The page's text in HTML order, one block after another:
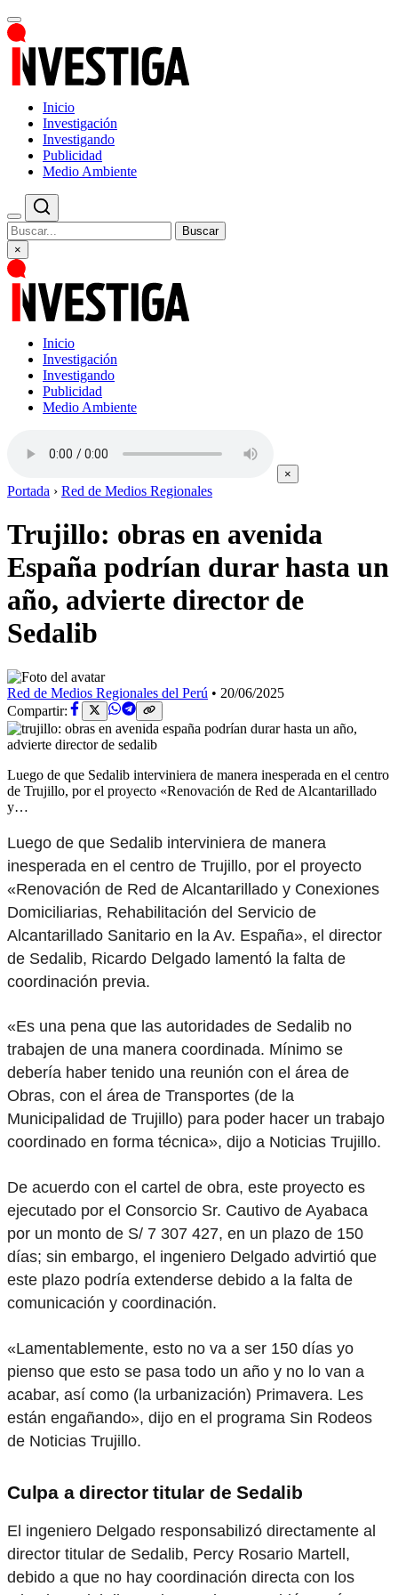
Inicio
Investigación
Investigando
Publicidad
Medio Ambiente
Buscar
×
Inicio
Investigación
Investigando
Publicidad
Medio Ambiente
×
Portada › Red de Medios Regionales
Trujillo: obras en avenida
España podrían durar hasta un
año, advierte director de
Sedalib
Red de Medios Regionales del Perú • 20/06/2025
Compartir:
Luego de que Sedalib interviniera de manera inesperada en el centro
de Trujillo, por el proyecto «Renovación de Red de Alcantarillado
y…
Luego de que Sedalib interviniera de manera
inesperada en el centro de Trujillo, por el proyecto
«Renovación de Red de Alcantarillado y Conexiones
Domiciliarias, Rehabilitación del Servicio de
Alcantarillado Sanitario en la Av. España», el director
de Sedalib, Ricardo Delgado lamentó la falta de
coordinación previa.
«Es una pena que las autoridades de Sedalib no
trabajen de una manera coordinada. Mínimo se
debería haber tenido una reunión con el área de
Obras, con el área de Transportes (de la
Municipalidad de Trujillo) para poder hacer un trabajo
coordinado en forma técnica», dijo a Noticias Trujillo.
De acuerdo con el cartel de obra, este proyecto es
ejecutado por el Consorcio Sr. Cautivo de Ayabaca
por un monto de S/ 7 307 427, en un plazo de 150
días; sin embargo, el ingeniero Delgado advirtió que
este plazo podría extenderse debido a la falta de
comunicación y coordinación.
«Lamentablemente, esto no va a ser 150 días yo
pienso que esto se pasa todo un año y no lo van a
acabar, así como (la urbanización) Primavera. Les
están engañando», dijo en el programa Sin Rodeos
de Noticias Trujillo.
Culpa a director titular de Sedalib
El ingeniero Delgado responsabilizó directamente al
director titular de Sedalib, Percy Rosario Martell,
debido a que no hay coordinación directa con los